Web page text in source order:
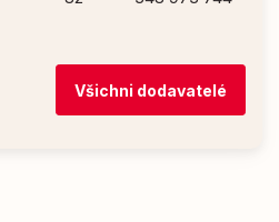
Všichni dodavatelé